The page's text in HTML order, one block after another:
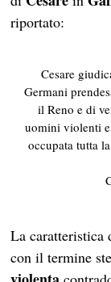
riportato:
Cesare
Germani
il Reno e di
uomini violenti
occupata tutta
La caratteristica
con il termine